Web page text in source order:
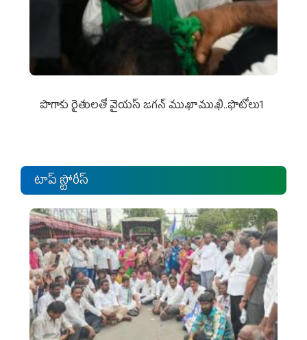
పొగాకు రైతుల‌తో వైయ‌స్ జ‌గ‌న్ ముఖాముఖి..ఫొటోలు1
టాప్ స్టోరీస్